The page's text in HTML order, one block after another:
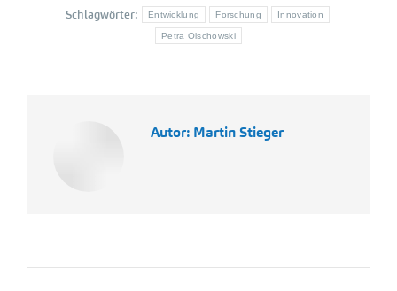
Schlagwörter: Entwicklung Forschung Innovation
Petra Olschowski
Autor: Martin Stieger